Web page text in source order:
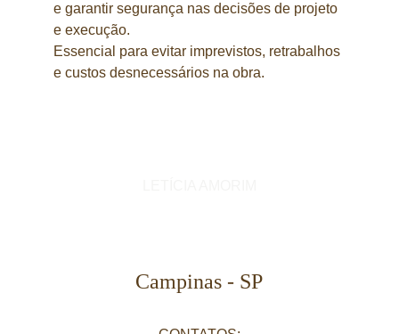
e garantir segurança nas decisões de projeto
e execução.
Essencial para evitar imprevistos, retrabalhos
e custos desnecessários na obra.
Campinas - SP